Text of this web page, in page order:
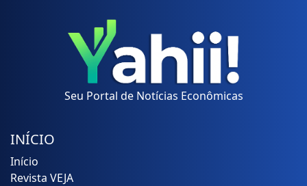
Seu Portal de Notícias Econômicas
INÍCIO
Início
Revista VEJA